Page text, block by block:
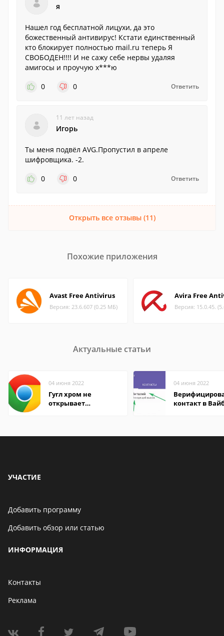
я
Нашел год бесплатной лицухи, да это
божественный антивирус! Кстати единственный
кто блокирует полностью mail.ru теперь Я
СВОБОДЕН!!!! И не сажу себе нервы удаляя
амигосы и проучую х***ю
0
0 Ответить
11 лет назад
Игорь
Ты меня подвёл AVG.Пропустил в апреле
шифровщика. -2.
0
0 Ответить
Открыть все отзывы (11)
Похожие приложения
Avast Free Antivirus
Версия: 23.6.607 (0.25 МБ)
Avira Free
Версия: 15.0.45.
Актуальные статьи
04 июня 2022
Гугл хром не
открывает
04 июня 2022
контакт в
УЧАСТИЕ
Добавить программу
Добавить обзор или статью
ИНФОРМАЦИЯ
Контакты
Реклама